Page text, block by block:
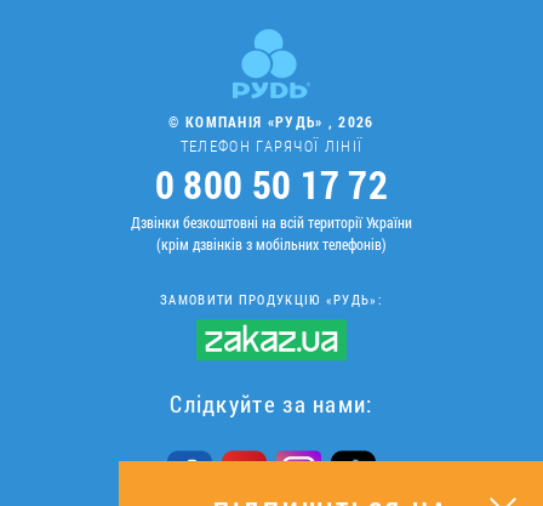
© КОМПАНІЯ «РУДЬ» , 2026
ТЕЛЕФОН ГАРЯЧОЇ ЛІНІЇ
0 800 50 17 72
Дзвінки безкоштовні на всій території України
(крім дзвінків з мобільних телефонів)
ЗАМОВИТИ ПРОДУКЦІЮ «РУДЬ»:
Слідкуйте за нами: